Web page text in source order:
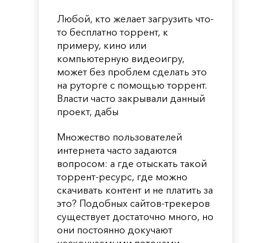
Любой, кто желает загрузить что-
то бесплатно торрент, к
примеру, кино или
компьютерную видеоигру,
может без проблем сделать это
на руторге с помощью торрент.
Власти часто закрывали данный
проект, дабы
Множество пользователей
интернета часто задаются
вопросом: а где отыскать такой
торрент-ресурс, где можно
скачивать контент и не платить за
это? Подобных сайтов-трекеров
существует достаточно много, но
они постоянно докучают